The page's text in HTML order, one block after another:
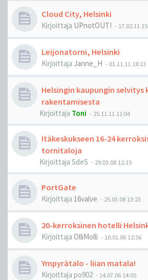
Cloud City, Helsinki
Kirjoittaja UPnotOUT! - 17.02.11
Leijonatorni, Helsinki
Kirjoittaja Janne_H - 01.11.11 18:13
Helsingin kaupungin selvitys
rakentamisesta
Kirjoittaja Toni - 25.11.11 11:04
Itäkeskukseen 16-24
tornitaloja
Kirjoittaja SdeS - 29.03.08 12:15
PortGate
Kirjoittaja 16valve - 25.03.08 13:23
20-kerroksinen hotelli
Kirjoittaja OlliMolli - 10.01.06 12:56
Ympyrätalo - liian matala!
Kirjoittaja po902 - 14.07.06 14:05